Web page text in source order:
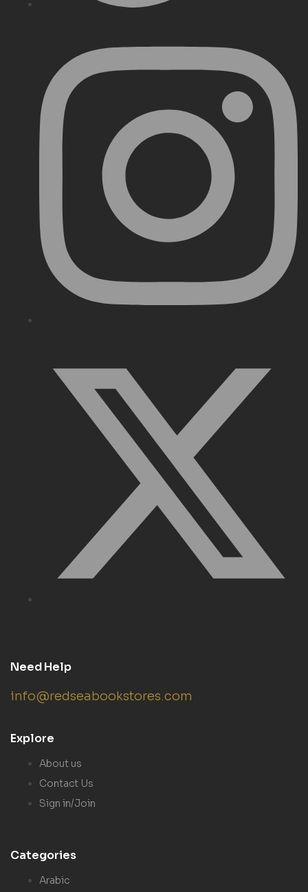
Need Help
info@redseabookstores.com
Explore
About us
Contact Us
Sign in/Join
Categories
Arabic